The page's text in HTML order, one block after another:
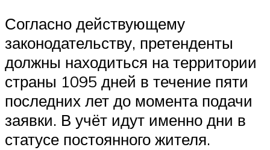
Согласно действующему
законодательству, претенденты
должны находиться на территории
страны 1095 дней в течение пяти
последних лет до момента подачи
заявки. В учёт идут именно дни в
статусе постоянного жителя.